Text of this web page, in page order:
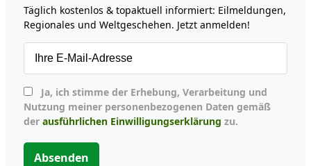
Täglich kostenlos & topaktuell informiert: Eilmeldungen,
Regionales und Weltgeschehen. Jetzt anmelden!
Nutzung meiner personenbezogenen Daten gemäß
der ausführlichen Einwilligungserklärung zu.
Absenden